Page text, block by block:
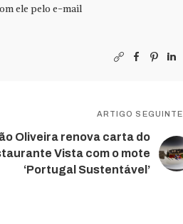
ele pelo e-mail
ARTIGO SEGUINTE
Oliveira renova carta do
Vista com o mote
‘Portugal Sustentável’